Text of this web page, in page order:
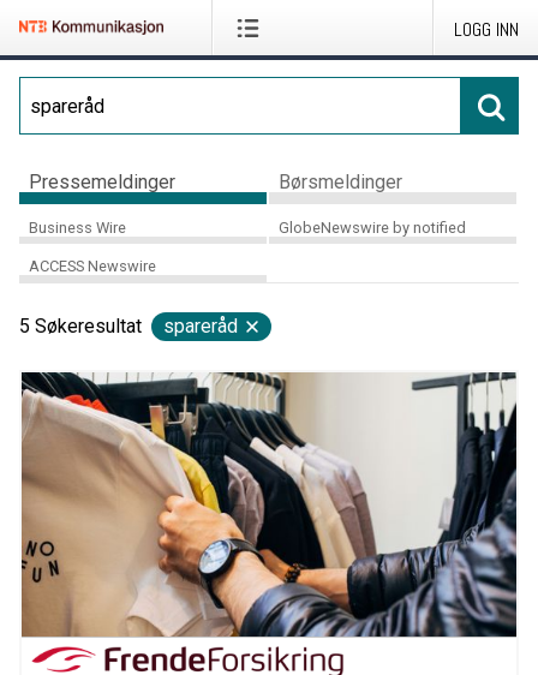
LOGG INN
Pressemeldinger Børsmeldinger
Business Wire GlobeNewswire by notified
ACCESS Newswire
5 Søkeresultat spareråd